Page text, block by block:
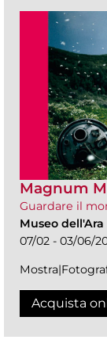
Magnum
Guardare il
Museo dell'Ara
07/02 - 03/06/
Acquista